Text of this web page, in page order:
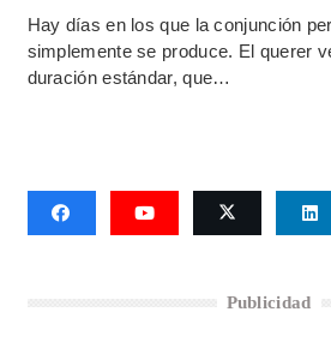
Hay días en los que la conjunción
simplemente se produce. El querer
duración estándar, que…
Publicidad